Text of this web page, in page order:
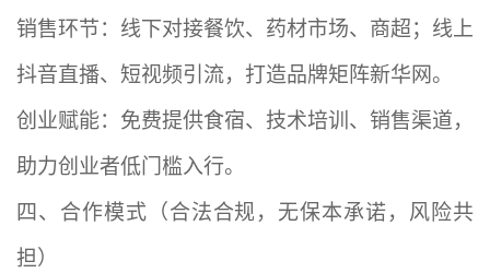
销售环节：线下对接餐饮、药材市场、商超；线上
抖音直播、短视频引流，打造品牌矩阵新华网。
创业赋能：免费提供食宿、技术培训、销售渠道，
助力创业者低门槛入行。
四、合作模式（合法合规，无保本承诺，风险共
担）